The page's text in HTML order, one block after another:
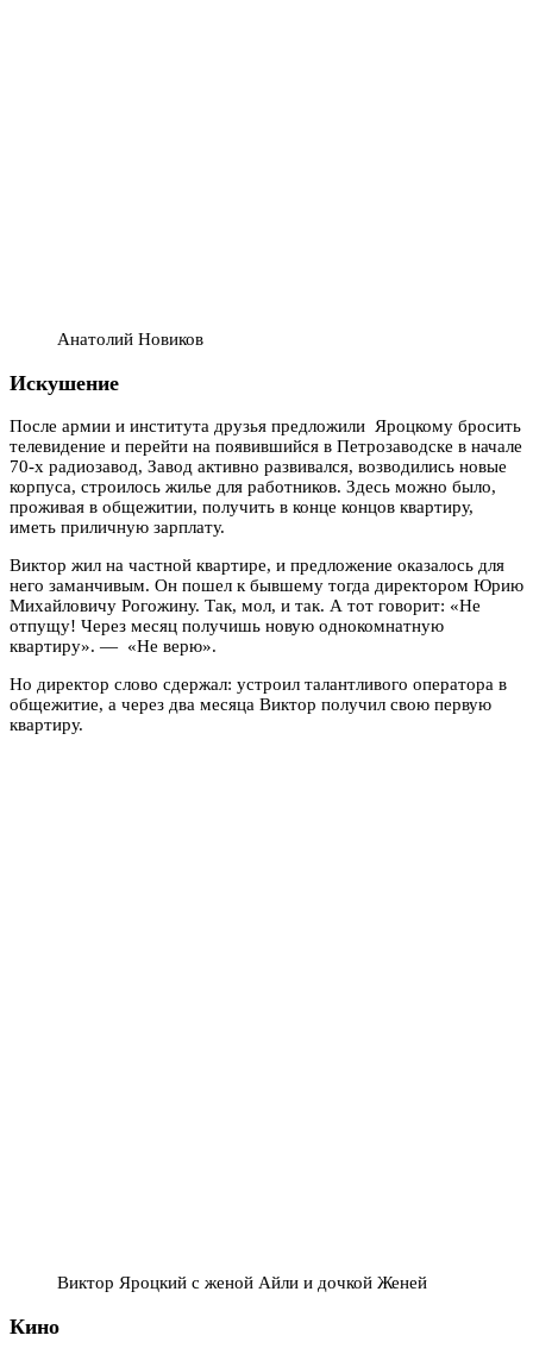
Анатолий Новиков
Искушение
После армии и института друзья предложили Яроцкому бросить
телевидение и перейти на появившийся в Петрозаводске в начале
70-х радиозавод, Завод активно развивался, возводились новые
корпуса, строилось жилье для работников. Здесь можно было,
проживая в общежитии, получить в конце концов квартиру,
иметь приличную зарплату.
Виктор жил на частной квартире, и предложение оказалось для
него заманчивым. Он пошел к бывшему тогда директором Юрию
Михайловичу Рогожину. Так, мол, и так. А тот говорит: «Не
отпущу! Через месяц получишь новую однокомнатную
квартиру». — «Не верю».
Но директор слово сдержал: устроил талантливого оператора в
общежитие, а через два месяца Виктор получил свою первую
квартиру.
Виктор Яроцкий с женой Айли и дочкой Женей
Кино